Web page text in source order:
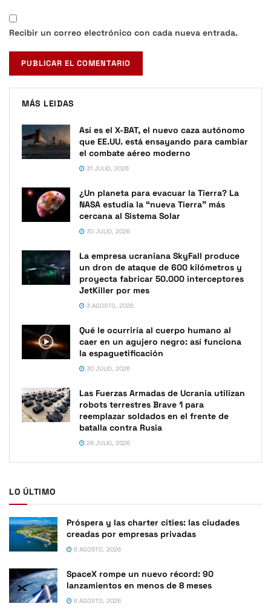
Recibir un correo electrónico con cada nueva entrada.
MÁS LEIDAS
Así es el X-BAT, el nuevo caza autónomo
que EE.UU. está ensayando para cambiar
el combate aéreo moderno
31 JULIO, 2026
¿Un planeta para evacuar la Tierra? La
NASA estudia la “nueva Tierra” más
cercana al Sistema Solar
30 JULIO, 2026
La empresa ucraniana SkyFall produce
un dron de ataque de 600 kilómetros y
proyecta fabricar 50.000 interceptores
JetKiller por mes
3 AGOSTO, 2026
Qué le ocurriría al cuerpo humano al
caer en un agujero negro: así funciona
la espaguetificación
30 JULIO, 2026
Las Fuerzas Armadas de Ucrania utilizan
robots terrestres Brave 1 para
reemplazar soldados en el frente de
batalla contra Rusia
28 JULIO, 2026
LO ÚLTIMO
Próspera y las charter cities: las ciudades
creadas por empresas privadas
6 AGOSTO, 2026
SpaceX rompe un nuevo récord: 90
lanzamientos en menos de 8 meses
6 AGOSTO, 2026